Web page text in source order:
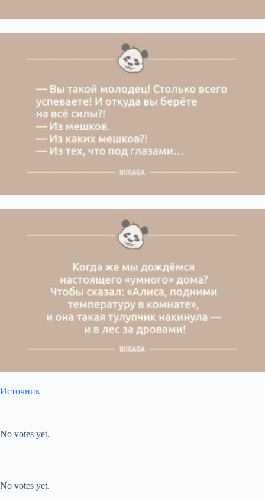
Источник
No votes yet.
No votes yet.